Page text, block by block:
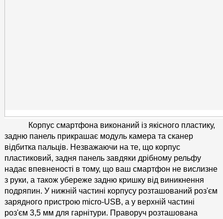
Корпус смартфона виконаний із якісного пластику,
задню панель прикрашає модуль камера та сканер
відбитка пальців. Незважаючи на те, що корпус
пластиковий, задня панель завдяки дрібному рельфу
надає впевненості в тому, що ваш смартфон не вислизне
з руки, а також убереже задню кришку від виникнення
подряпин. У нижній частині корпусу розташований роз'єм
зарядного пристрою micro-USB, а у верхній частині
роз'єм 3,5 мм для гарнітури. Праворуч розташована